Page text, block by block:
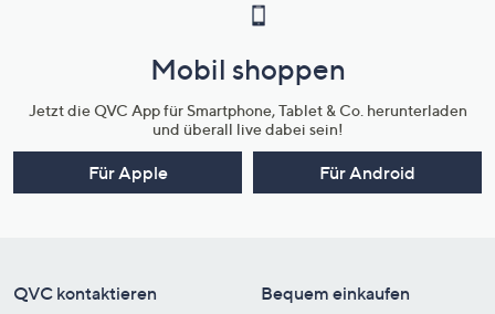
Mobil shoppen
Jetzt die QVC App für Smartphone, Tablet & Co. herunterladen
und überall live dabei sein!
Für Apple Für Android
QVC kontaktieren Bequem einkaufen